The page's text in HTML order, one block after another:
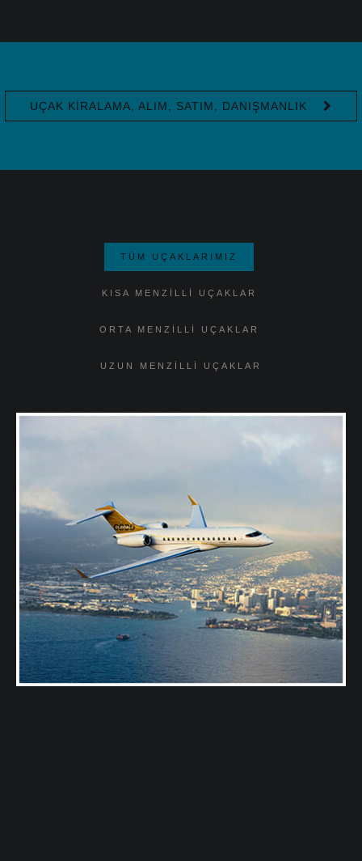
UÇAK KIRALAMA, ALIM, SATIM, DANIŞMANLIK
TÜM UÇAKLARIMIZ
KISA MENZILLI UÇAKLAR
ORTA MENZILLI UÇAKLAR
UZUN MENZILLI UÇAKLAR